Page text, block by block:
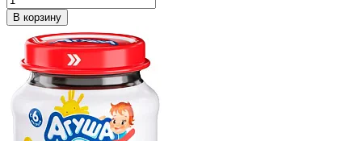
В корзину